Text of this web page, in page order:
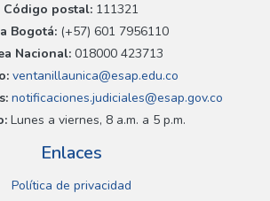
Código postal: 111321
Bogotá:(+57) 601 7956110
Nacional: 018000 423713
ventanillaunica@esap.edu.co
notificaciones.judiciales@esap.gov.co
Lunes a viernes, 8 a.m. a 5 p.m.
Enlaces
Política de privacidad